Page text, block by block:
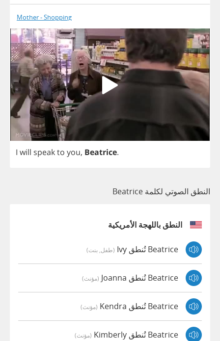
Mother - Shopping
I will speakto you, Beatrice.
النطق الصوتي لكلمة Beatrice
النطق باللهجة الأمريكية
Beatrice تُنطق Ivy (طفل, بنت)
Beatrice تُنطق Joanna (مؤنث)
Beatrice تُنطق Kendra (مؤنث)
Beatrice تُنطق Kimberly (مؤنث)